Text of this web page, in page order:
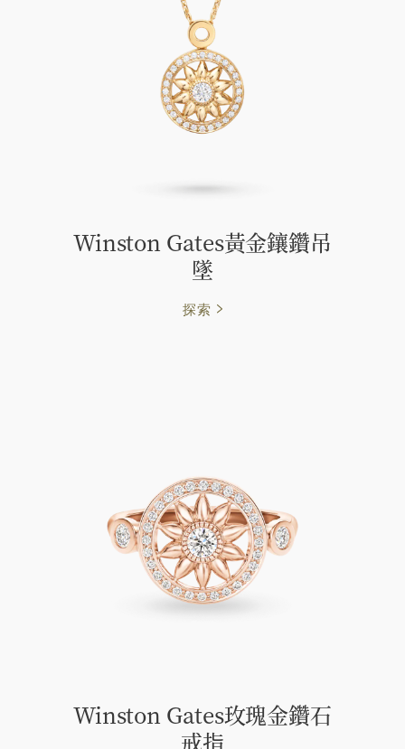
Winston Gates黃金鑲鑽吊
墜
探索
Winston Gates玫瑰金鑽石
戒指